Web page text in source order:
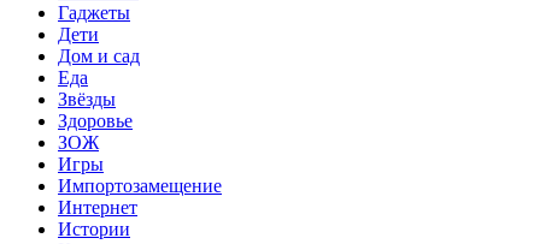
Гаджеты
Дети
Дом и сад
Еда
Звёзды
Здоровье
ЗОЖ
Игры
Импортозамещение
Интернет
Истории